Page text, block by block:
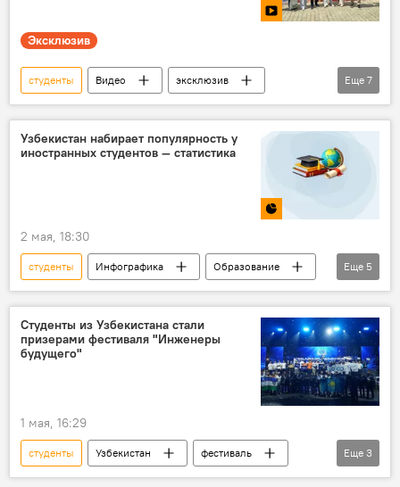
Эксклюзив
студенты Видео
эксклюзив
Россотрудничество в Узбекистане
молодежь
история
Культура
Россия Ташкент
Еще 7
Узбекистан набирает популярность у
иностранных студентов — статистика
2 мая, 18:30
студенты Инфографика
Образование
Мультимедиа
учеба
Узбекистан
Еще 5
Студенты из Узбекистана стали
призерами фестиваля "Инженеры
будущего"
1 мая, 16:29
студенты Узбекистан
фестиваль
ШОС
инженер Соревнования
Еще 3